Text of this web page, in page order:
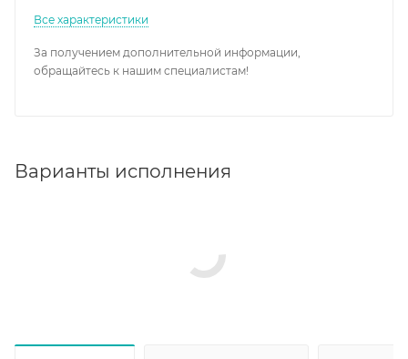
Все характеристики
За получением дополнительной информации,
обращайтесь к нашим специалистам!
Варианты исполнения